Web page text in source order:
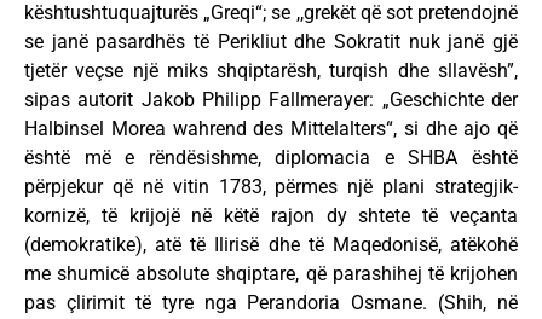
kështushtuquajturës „Greqi“; se ,,grekët që sot pretendojnë
se janë pasardhës të Perikliut dhe Sokratit nuk janë gjë
tjetër veçse një miks shqiptarësh, turqish dhe sllavësh”,
sipas autorit Jakob Philipp Fallmerayer: „Geschichte der
Halbinsel Morea wahrend des Mittelalters“, si dhe ajo që
është më e rëndësishme, diplomacia e SHBA është
përpjekur që në vitin 1783, përmes një plani strategjik-
kornizë, të krijojë në këtë rajon dy shtete të veçanta
(demokratike), atë të Ilirisë dhe të Maqedonisë, atëkohë
me shumicë absolute shqiptare, që parashihej të krijohen
pas çlirimit të tyre nga Perandoria Osmane. (Shih, në